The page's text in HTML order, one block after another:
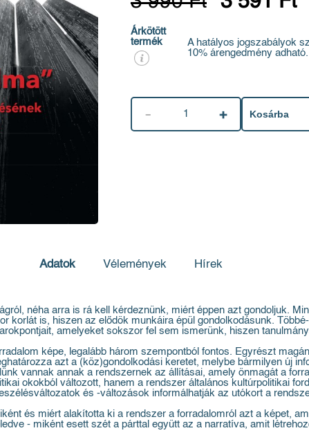
Árkötött
termék
A hatályos jogszabályok
10% árengedmény adható.
1 Kosárba
Adatok Vélemények Hírek
néha arra is rá kell kérdeznünk, miért éppen azt gondoljuk.
korlát is, hiszen az elődök munkáira épül gondolkodásunk.
amelyeket sokszor fel sem ismerünk, hiszen
képe, legalább három szempontból fontos. Egyrészt
azt a (köz)gondolkodási keretet, melybe bármilyen új
vannak annak a rendszernek az állításai, amely önmagát a
okokból változott, hanem a rendszer általános kultúrpolitikai
és -változások informálhatják az utókort a
és miért alakította ki a rendszer a forradalomról azt a képet,
- miként esett szét a párttal együtt az a narratíva, amit